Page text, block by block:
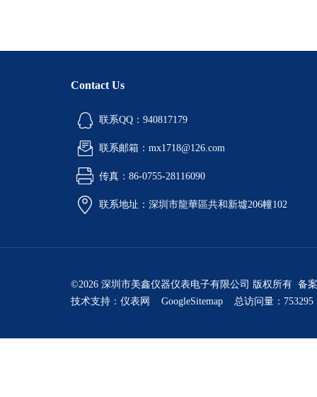
Contact Us
联系QQ：940817179
联系邮箱：mx1718@126.com
传真：86-0755-28116090
联系地址：深圳市龍華區共和新墟206幢102
©2026 深圳市美鑫仪器仪表电子有限公司 版权所有 备
技术支持： 仪表网 GoogleSitemap 总访问量：753295